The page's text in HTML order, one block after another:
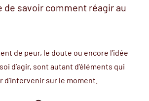
de savoir comment réagir au
de peur, le doute ou encore l’idée
d’agir, sont autant d’éléments qui
sur le moment.